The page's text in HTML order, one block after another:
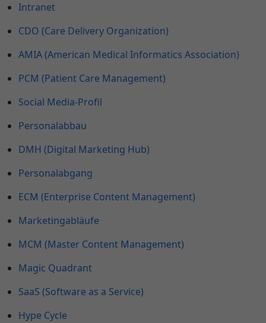
Intranet
CDO (Care Delivery Organization)
AMIA (American Medical Informatics Association)
PCM (Patient Care Management)
Social Media-Profil
Personalabbau
DMH (Digital Marketing Hub)
Personalabgang
ECM (Enterprise Content Management)
Marketingabläufe
MCM (Master Content Management)
Magic Quadrant
SaaS (Software as a Service)
Hype Cycle